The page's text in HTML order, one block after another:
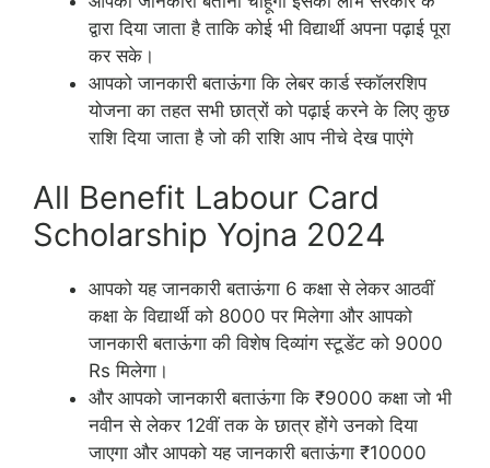
द्वारा दिया जाता है ताकि कोई भी विद्यार्थी अपना पढ़ाई पूरा
कर सके।
आपको जानकारी बताऊंगा कि लेबर कार्ड स्कॉलरशिप
योजना का तहत सभी छात्रों को पढ़ाई करने के लिए कुछ
राशि दिया जाता है जो की राशि आप नीचे देख पाएंगे
All Benefit Labour Card
Scholarship Yojna 2024
आपको यह जानकारी बताऊंगा 6 कक्षा से लेकर आठवीं
कक्षा के विद्यार्थी को 8000 पर मिलेगा और आपको
जानकारी बताऊंगा की विशेष दिव्यांग स्टूडेंट को 9000
Rs मिलेगा।
और आपको जानकारी बताऊंगा कि ₹9000 कक्षा जो भी
नवीन से लेकर 12वीं तक के छात्र होंगे उनको दिया
जाएगा और आपको यह जानकारी बताऊंगा ₹10000